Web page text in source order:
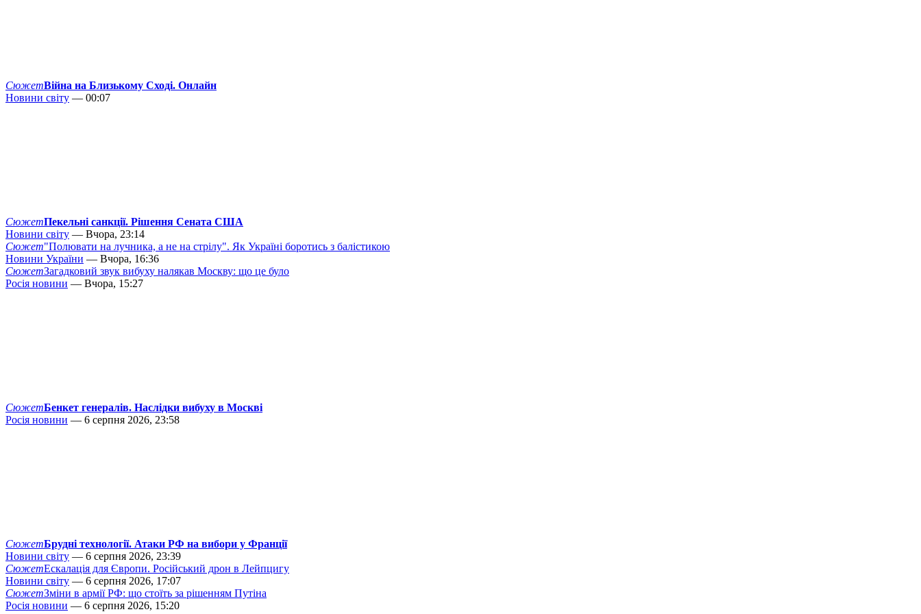
СюжетВійна на Близькому Сході. Онлайн
Новини світу — 00:07
СюжетПекельні санкції. Рішення Сената США
Новини світу — Вчора, 23:14
Сюжет"Полювати на лучника, а не на стрілу". Як Україні боротись з балістикою
Новини України — Вчора, 16:36
СюжетЗагадковий звук вибуху налякав Москву: що це було
Росія новини — Вчора, 15:27
СюжетБенкет генералів. Наслідки вибуху в Москві
Росія новини — 6 серпня 2026, 23:58
СюжетБрудні технології. Атаки РФ на вибори у Франції
Новини світу — 6 серпня 2026, 23:39
СюжетЕскалація для Європи. Російський дрон в Лейпцигу
Новини світу — 6 серпня 2026, 17:07
СюжетЗміни в армії РФ: що стоїть за рішенням Путіна
Росія новини — 6 серпня 2026, 15:20